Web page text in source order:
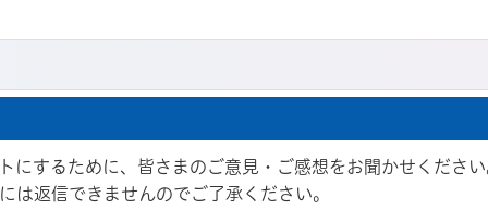
にするために、皆さまのご意見・ご感想をお聞かせくださ
は返信できませんのでご了承ください。